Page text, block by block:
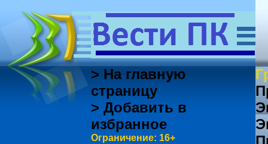
> На главную
страницу
> Добавить в
избранное
Ограничение: 16+